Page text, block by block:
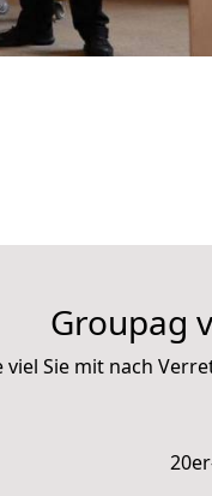
Groupag
viel Sie mit nach